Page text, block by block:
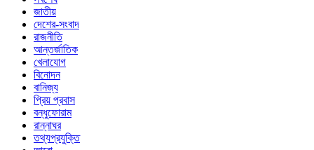
জাতীয়
দেশের-সংবাদ
রাজনীতি
আন্তর্জাতিক
খেলাযোগ
বিনোদন
বানিজ্য
প্রিয় প্রবাস
বন্ধুফোরাম
রান্নাঘর
তথ্যপ্রযুক্তি